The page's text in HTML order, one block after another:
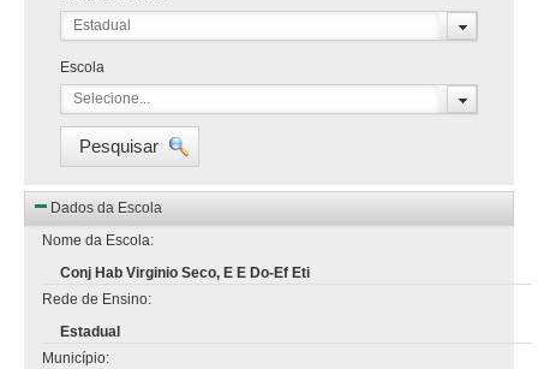
Estadual
Escola
Selecione...
Pesquisar
Dados da Escola
Nome da Escola:
Conj Hab Virginio Seco, E E Do-Ef Eti
Rede de Ensino:
Estadual
Município: